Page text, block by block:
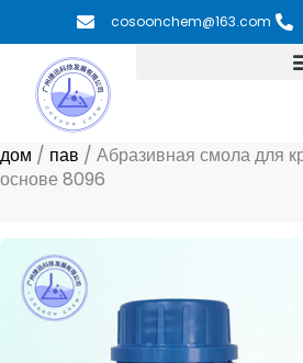
содержимому
cosoonchem@163.com
дом / пав / Абразивная смола для
основе 8096